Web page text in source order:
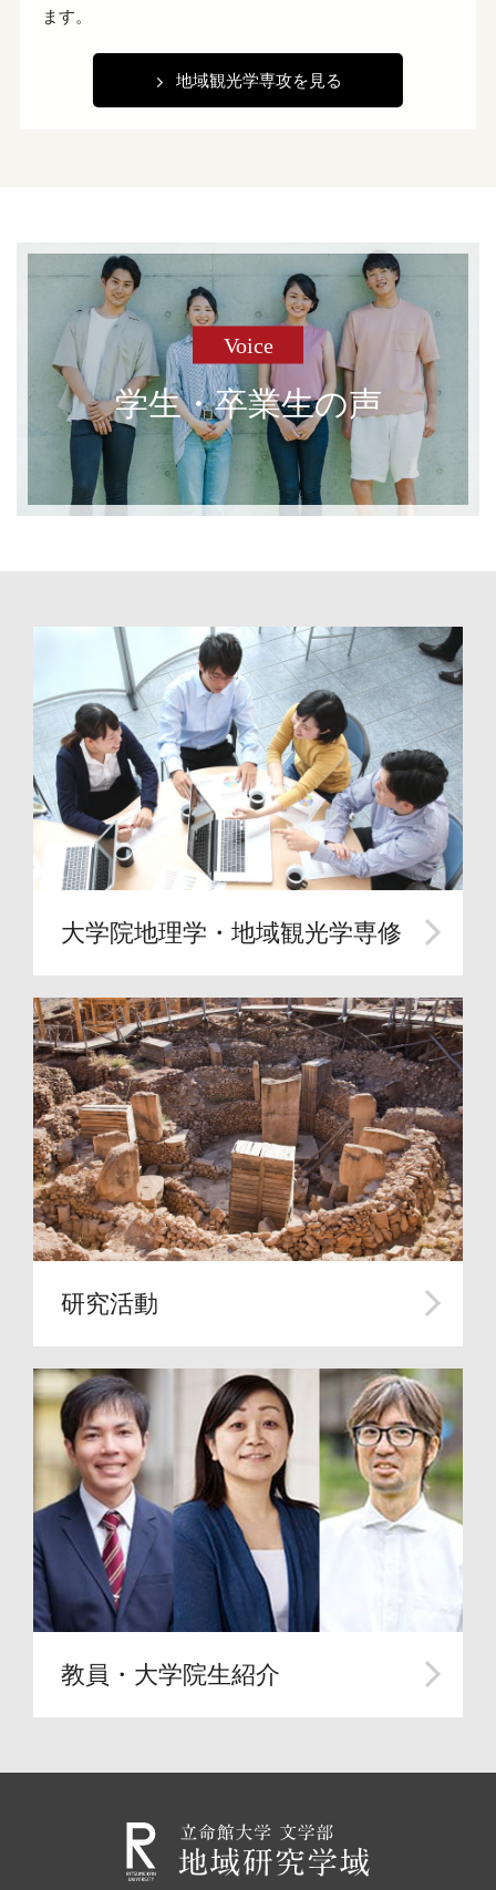
ます。
地域観光学専攻を見る
Voice
学生・卒業生の声
大学院地理学・地域観光学専修
研究活動
教員・大学院生紹介